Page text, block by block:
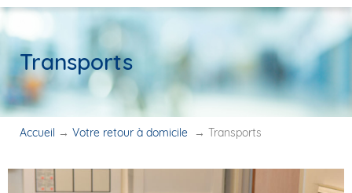
Transports
Accueil → Votre retour à domicile → Transports